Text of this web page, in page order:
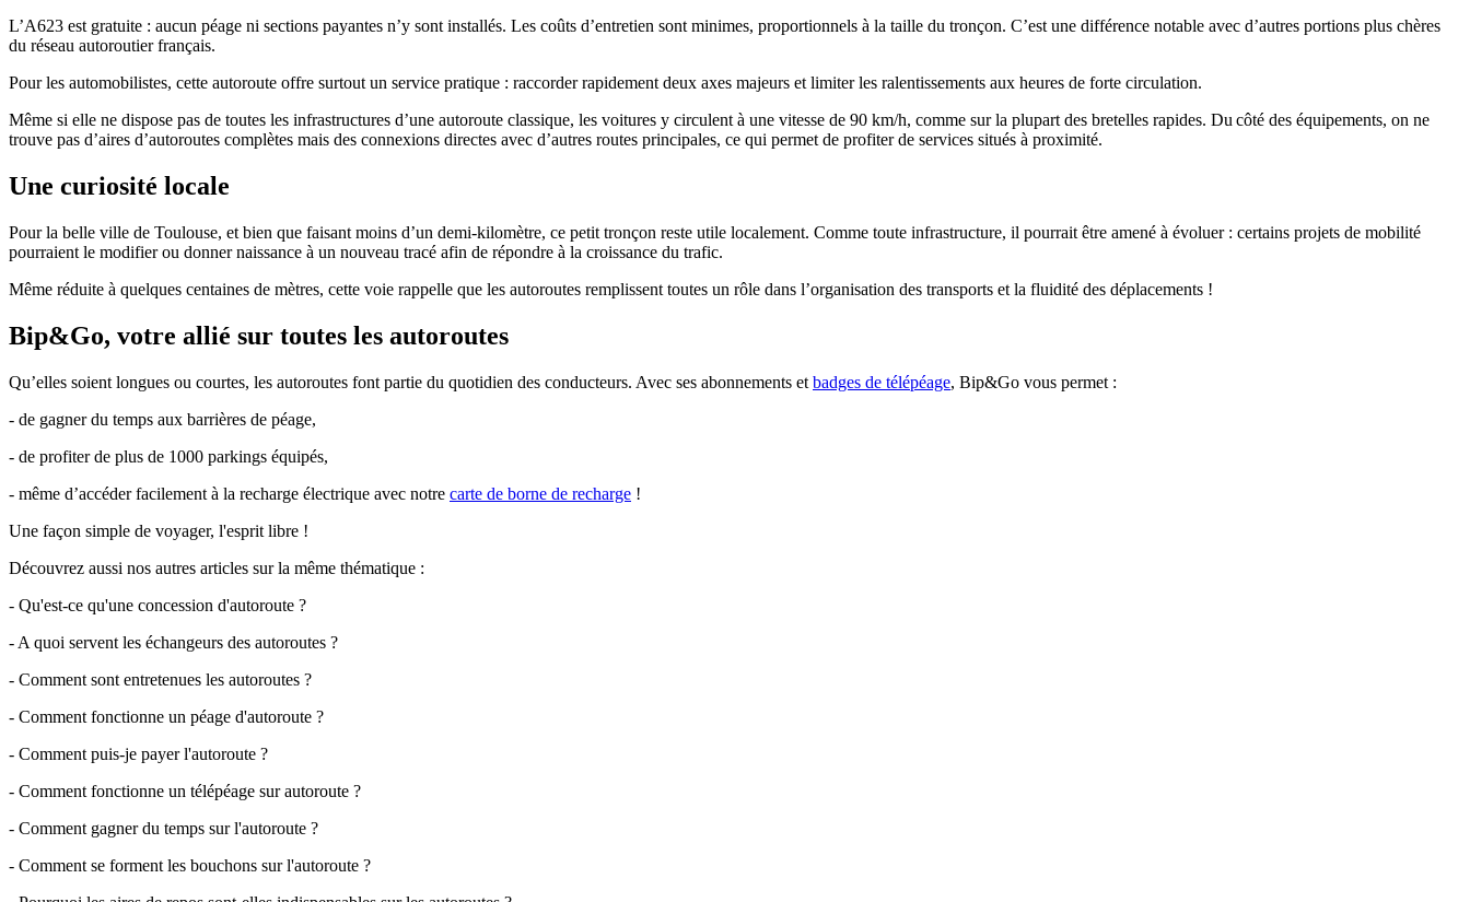
L’A623 est gratuite : aucun péage ni sections payantes n’y sont installés. Les coûts d’entretien sont minimes, proportionnels à la taille du tronçon. C’est une différence notable avec d’autres portions plus chères
du réseau autoroutier français.
Pour les automobilistes, cette autoroute offre surtout un service pratique : raccorder rapidement deux axes majeurs et limiter les ralentissements aux heures de forte circulation.
Même si elle ne dispose pas de toutes les infrastructures d’une autoroute classique, les voitures y circulent à une vitesse de 90 km/h, comme sur la plupart des bretelles rapides. Du côté des équipements, on ne
trouve pas d’aires d’autoroutes complètes mais des connexions directes avec d’autres routes principales, ce qui permet de profiter de services situés à proximité.
Une curiosité locale
Pour la belle ville de Toulouse, et bien que faisant moins d’un demi-kilomètre, ce petit tronçon reste utile localement. Comme toute infrastructure, il pourrait être amené à évoluer : certains projets de mobilité
pourraient le modifier ou donner naissance à un nouveau tracé afin de répondre à la croissance du trafic.
Même réduite à quelques centaines de mètres, cette voie rappelle que les autoroutes remplissent toutes un rôle dans l’organisation des transports et la fluidité des déplacements !
Bip&Go, votre allié sur toutes les autoroutes
Qu’elles soient longues ou courtes, les autoroutes font partie du quotidien des conducteurs. Avec ses abonnements et badges de télépéage, Bip&Go vous permet :
- de gagner du temps aux barrières de péage,
- de profiter de plus de 1000 parkings équipés,
- même d’accéder facilement à la recharge électrique avec notre carte de borne de recharge !
Une façon simple de voyager, l'esprit libre !
Découvrez aussi nos autres articles sur la même thématique :
- Qu'est-ce qu'une concession d'autoroute ?
- A quoi servent les échangeurs des autoroutes ?
- Comment sont entretenues les autoroutes ?
- Comment fonctionne un péage d'autoroute ?
- Comment puis-je payer l'autoroute ?
- Comment fonctionne un télépéage sur autoroute ?
- Comment gagner du temps sur l'autoroute ?
- Comment se forment les bouchons sur l'autoroute ?